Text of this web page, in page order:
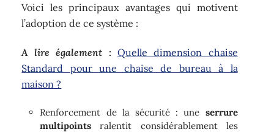
Voici les principaux avantages qui motivent
l’adoption de ce système :
A lire également : Quelle dimension chaise
Standard pour une chaise de bureau à la
maison ?
Renforcement de la sécurité : une serrure
multipoints ralentit considérablement les